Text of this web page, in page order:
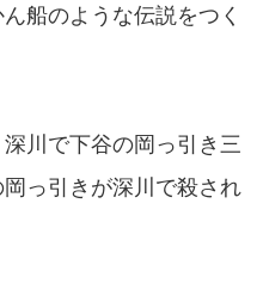
船のような伝説をつく
川で下谷の岡っ引き三
っ引きが深川で殺され